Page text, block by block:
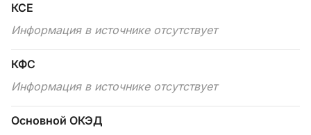
КСЕ
Информация в источнике отсутствует
КФС
Информация в источнике отсутствует
Основной ОКЭД